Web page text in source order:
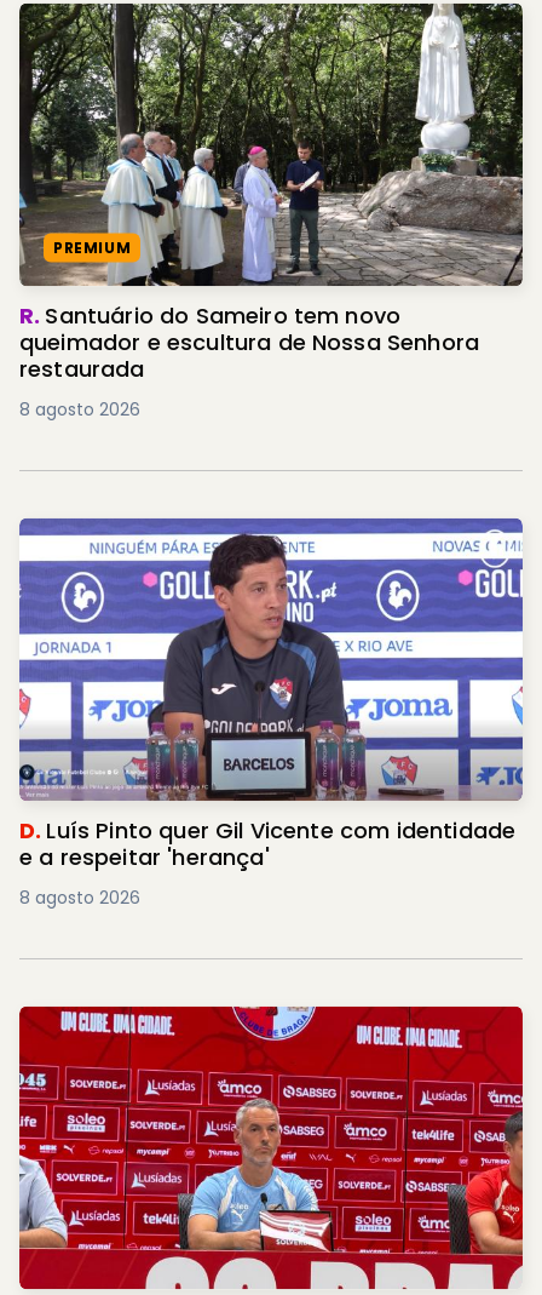
PREMIUM
R. Santuário do Sameiro tem novo
queimador e escultura de Nossa Senhora
restaurada
8 agosto 2026
D. Luís Pinto quer Gil Vicente com identidade
e a respeitar 'herança'
8 agosto 2026